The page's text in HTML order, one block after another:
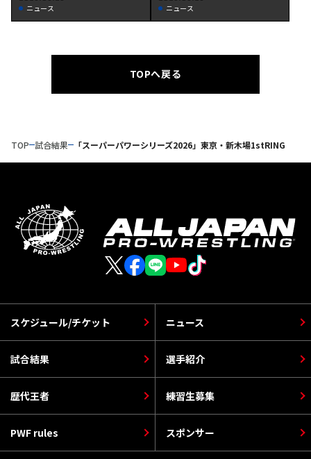
ニュース ニュース
TOPへ戻る
TOP 試合結果 「スーパーパワーシリーズ2026」東京・新木場1stRING
スケジュール/チケット
選手紹介
PWF rules
ニュース
歴代王者
スポンサー
試合結果
練習生募集